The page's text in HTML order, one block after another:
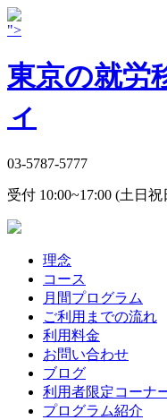
">
東京の就労
ィ
03-5787-5777
受付 10:00~17:00 (土日
理念
コース
月間プログラム
ご利用までの流れ
利用料金
お問い合わせ
ブログ
利用者限定コーナ
プログラム紹介